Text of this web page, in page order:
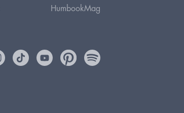
HumbookMag